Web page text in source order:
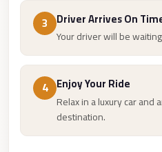
3 Driver Arrives On
Your driver will be
4 Enjoy Your Ride
Relax in a luxury car and
destination.
limousine
mercedes
limousine
merc
from